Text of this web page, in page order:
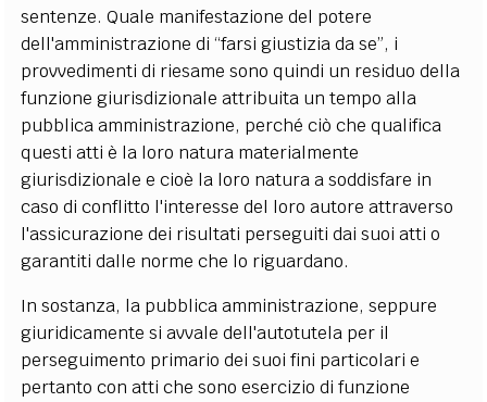
sentenze. Quale manifestazione del potere
dell'amministrazione di “farsi giustizia da se”, i
provvedimenti di riesame sono quindi un residuo della
funzione giurisdizionale attribuita un tempo alla
pubblica amministrazione, perché ciò che qualifica
questi atti è la loro natura materialmente
giurisdizionale e cioè la loro natura a soddisfare in
caso di conflitto l'interesse del loro autore attraverso
l'assicurazione dei risultati perseguiti dai suoi atti o
garantiti dalle norme che lo riguardano.
In sostanza, la pubblica amministrazione, seppure
giuridicamente si avvale dell'autotutela per il
perseguimento primario dei suoi fini particolari e
pertanto con atti che sono esercizio di funzione